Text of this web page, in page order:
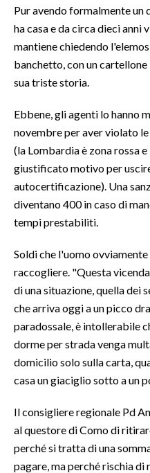
SARDI NEL MONDO
NOTIZIE
EVENTI
#CARAUNIONE
3 MINUTI CON
INSULARITÀ
INFO AZIENDE
ABBONATI
ANNUNCI
PUBBLICITÀ
SPIAGGE
STORE
Pur avendo formalmente un
ha casa e da circa dieci anni
mantiene chiedendo
banchetto, con un
sua triste storia.
Ebbene, gli agenti lo hanno
novembre per aver violato
(la Lombardia è zona rossa
giustificato motivo per
autocertificazione). Una
diventano 400 in caso di
tempi prestabiliti.
Soldi che l'uomo
raccogliere. "Questa
di una situazione, quella dei
che arriva oggi a un picco
paradossale, è intollerabile
dorme per strada venga
domicilio solo sulla carta,
casa un giaciglio sotto a un
Il consigliere regionale Pd
al questore di Como di
perché si tratta di una
pagare, ma perché rischia